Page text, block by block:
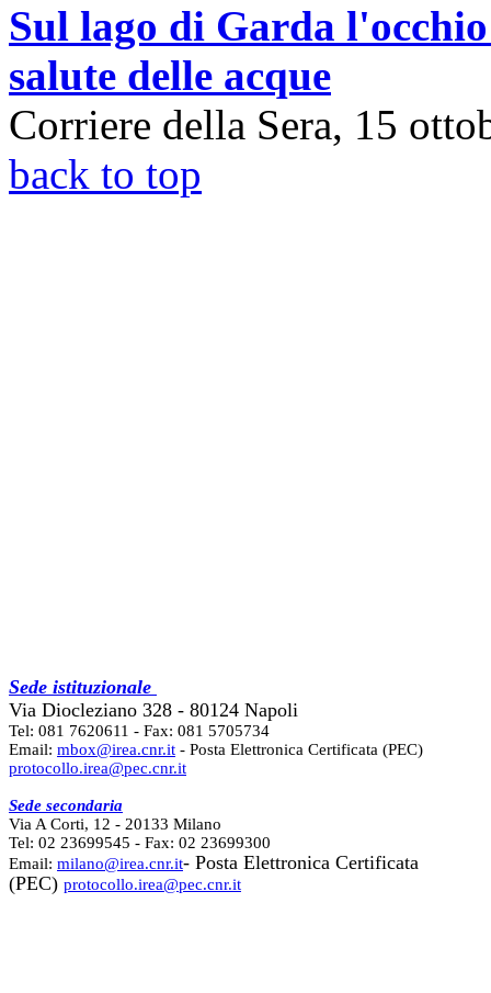
Sul lago di Garda
salute delle acque
Corriere della Sera, 15
back to top
Sede istituzionale
Via Diocleziano 328 - 80124 Napoli
Tel: 081 7620611 - Fax: 081 5705734
Email: mbox@irea.cnr.it - Posta Elettronica Certificata (PEC)
protocollo.irea@pec.cnr.it
Sede secondaria
Via A Corti, 12 - 20133 Milano
Tel: 02 23699545 - Fax: 02 23699300
Email: milano@irea.cnr.it- Posta Elettronica Certificata
(PEC) protocollo.irea@pec.cnr.it